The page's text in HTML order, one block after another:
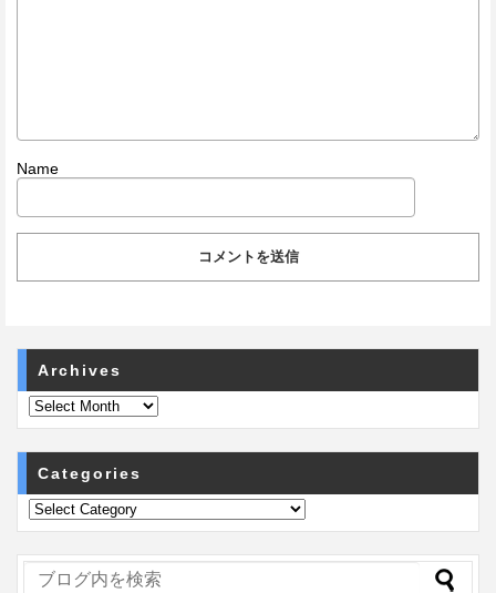
Name
Archives
Categories